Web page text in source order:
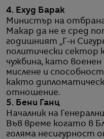
4. Ехуд Барак
Министър на
Макар да не е сред
годишният „Г-н
политически сектор
чужбина, като
мислене и
както
отношение.
5. Бени Ганц
Началник на
Във време когато в
голяма несигурност